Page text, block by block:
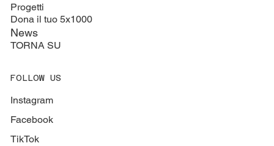
Progetti
Dona il tuo 5x1000
News
TORNA SU
FOLLOW US
Instagram
Facebook
TikTok